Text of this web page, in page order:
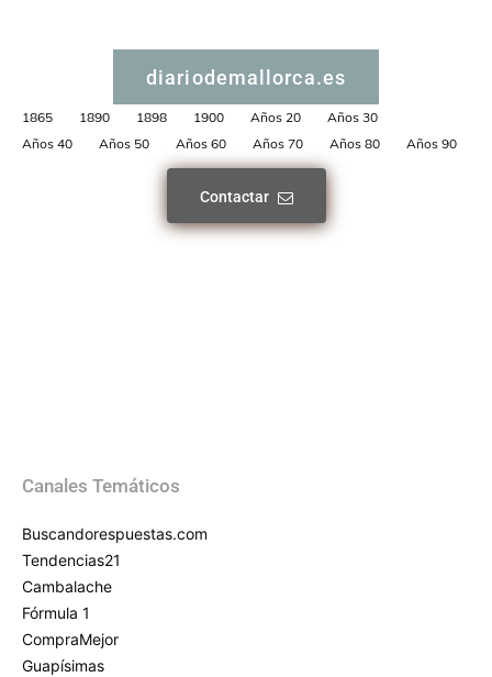
diariodemallorca.es
1865 1890 1898 1900 Años 20
Años 30
Años 40
Años 50 Años 60 Años 70 Años 80 Años 90
Contactar
Canales Temáticos
Buscandorespuestas.com
Tendencias21
Cambalache
Fórmula 1
CompraMejor
Guapísimas